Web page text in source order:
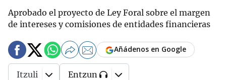
Aprobado el proyecto de Ley Foral sobre el margen
de intereses y comisiones de entidades financieras
Añádenos en Google
Itzuli Entzun